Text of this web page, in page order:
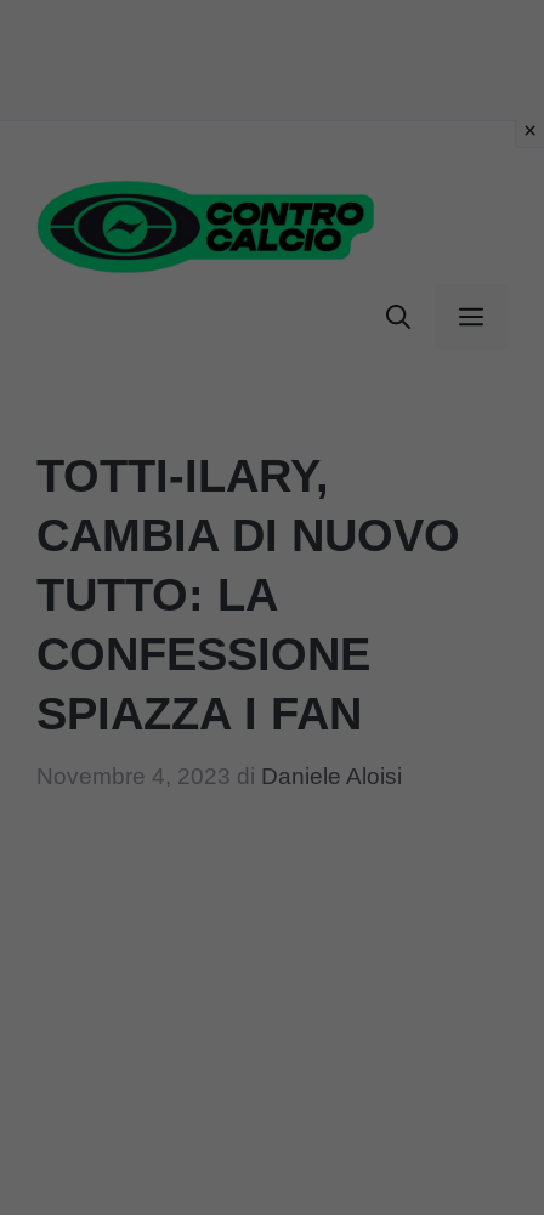
contenuto
Menu
TOTTI-ILARY,
CAMBIA DI NUOVO
TUTTO: LA
CONFESSIONE
SPIAZZA I FAN
Novembre 4, 2023 di Daniele Aloisi